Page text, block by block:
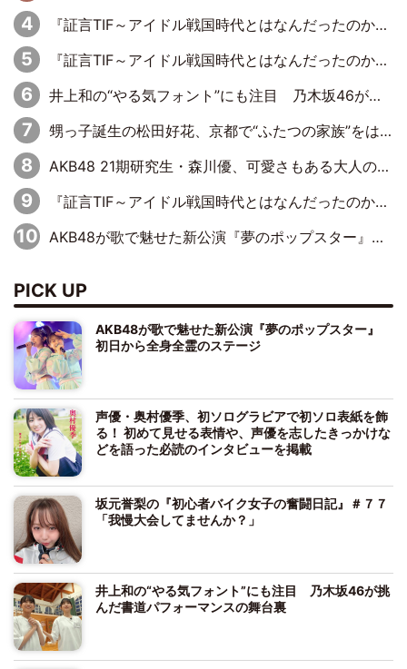
『証言TIF～アイドル戦国時代とはなんだったのか～』第6回：でんぱ組.inc・古川未鈴×相沢梨紗「『ハロプロやりたかったな』って言ったら、夢眠ねむさんに『てめえはでんぱ組．incなんだよ！』って肩パンされて(笑)」
『証言TIF～アイドル戦国時代とはなんだったのか～』第11回：私立恵比寿中学・真山りか×安本彩花「TIFで10年ぶりのキョンシーメイクをしたら、場を完全に引かせてしまって。時代が変わったんだなって」
井上和の“やる気フォント”にも注目 乃木坂46が挑んだ書道パフォーマンスの舞台裏
甥っ子誕生の松田好花、京都で“ふたつの家族”をはしご！ “母”黒谷友香に見送られ、“父”松岡昌宏とはハシゴ酒
AKB48 21期研究生・森川優、可愛さもある大人の女性に
『証言TIF～アイドル戦国時代とはなんだったのか～』第10回：さくら学院・武藤彩未×飯田らうら「正直、中3で辞めるというのを信じてなくて。そう言われてはいたけど、嘘でしょって」
AKB48が歌で魅せた新公演『夢のポップスター』 初日から全身全霊のステージ
PICK UP
AKB48が歌で魅せた新公演『夢のポップスター』
初日から全身全霊のステージ
声優・奥村優季、初ソログラビアで初ソロ表紙を飾
る！ 初めて見せる表情や、声優を志したきっかけな
どを語った必読のインタビューを掲載
坂元誉梨の『初心者バイク女子の奮闘日記』＃７７
「我慢大会してませんか？」
井上和の“やる気フォント”にも注目 乃木坂46が挑
んだ書道パフォーマンスの舞台裏